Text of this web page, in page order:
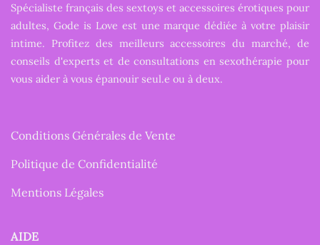
Spécialiste français des sextoys et accessoires érotiques pour
adultes, Gode is Love est une marque dédiée à votre plaisir
intime. Profitez des meilleurs accessoires du marché, de
conseils d'experts et de consultations en sexothérapie pour
vous aider à vous épanouir seul.e ou à deux.
Conditions Générales de Vente
Politique de Confidentialité
Mentions Légales
AIDE